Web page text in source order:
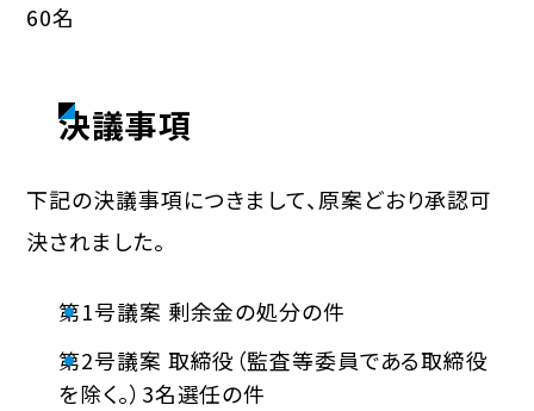
60名
決議事項
下記の決議事項につきまして、原案どおり承認可
決されました。
第1号議案 剰余金の処分の件
第2号議案 取締役（監査等委員である取締役
を除く。）3名選任の件